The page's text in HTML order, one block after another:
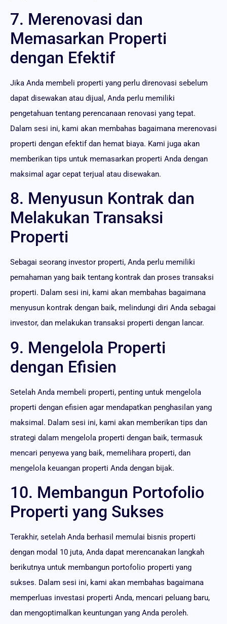
7. Merenovasi dan
Memasarkan Properti
dengan Efektif
Jika Anda membeli properti yang perlu direnovasi sebelum
dapat disewakan atau dijual, Anda perlu memiliki
pengetahuan tentang perencanaan renovasi yang tepat.
Dalam sesi ini, kami akan membahas bagaimana merenovasi
properti dengan efektif dan hemat biaya. Kami juga akan
memberikan tips untuk memasarkan properti Anda dengan
maksimal agar cepat terjual atau disewakan.
8. Menyusun Kontrak dan
Melakukan Transaksi
Properti
Sebagai seorang investor properti, Anda perlu memiliki
pemahaman yang baik tentang kontrak dan proses transaksi
properti. Dalam sesi ini, kami akan membahas bagaimana
menyusun kontrak dengan baik, melindungi diri Anda sebagai
investor, dan melakukan transaksi properti dengan lancar.
9. Mengelola Properti
dengan Efisien
Setelah Anda membeli properti, penting untuk mengelola
properti dengan efisien agar mendapatkan penghasilan yang
maksimal. Dalam sesi ini, kami akan memberikan tips dan
strategi dalam mengelola properti dengan baik, termasuk
mencari penyewa yang baik, memelihara properti, dan
mengelola keuangan properti Anda dengan bijak.
10. Membangun Portofolio
Properti yang Sukses
Terakhir, setelah Anda berhasil memulai bisnis properti
dengan modal 10 juta, Anda dapat merencanakan langkah
berikutnya untuk membangun portofolio properti yang
sukses. Dalam sesi ini, kami akan membahas bagaimana
memperluas investasi properti Anda, mencari peluang baru,
dan mengoptimalkan keuntungan yang Anda peroleh.